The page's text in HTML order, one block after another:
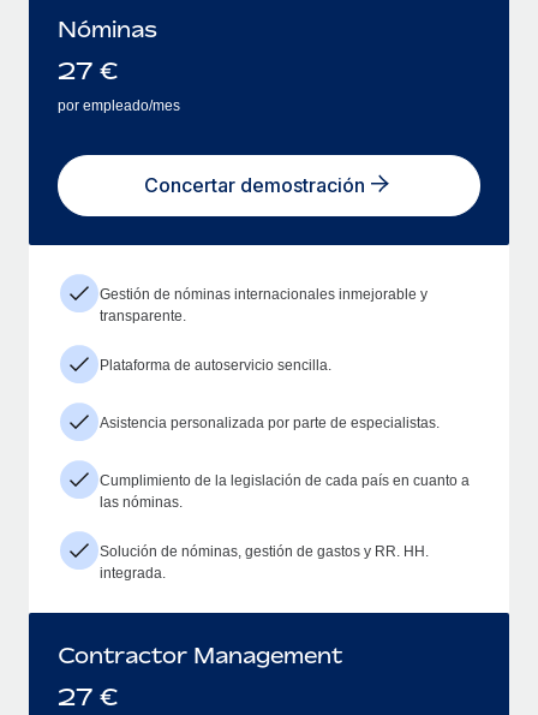
Nóminas
27 €
por empleado/mes
Concertar demostración
Gestión de nóminas internacionales inmejorable y
transparente.
Plataforma de autoservicio sencilla.
Asistencia personalizada por parte de especialistas.
Cumplimiento de la legislación de cada país en cuanto a
las nóminas.
Solución de nóminas, gestión de gastos y RR. HH.
integrada.
Contractor Management
27 €